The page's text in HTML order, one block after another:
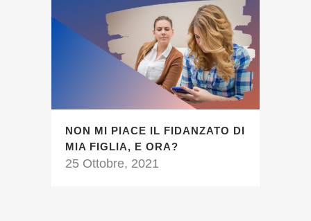
NON MI PIACE IL FIDANZATO DI
MIA FIGLIA, E ORA?
25 Ottobre, 2021